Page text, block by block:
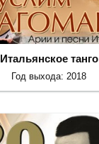
Итальянское танго
Год выхода: 2018